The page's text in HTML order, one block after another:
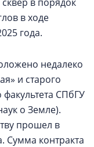
в ходе
года.
недалеко
и старого
СПбГУ
о Земле).
прошел в
Сумма контракта